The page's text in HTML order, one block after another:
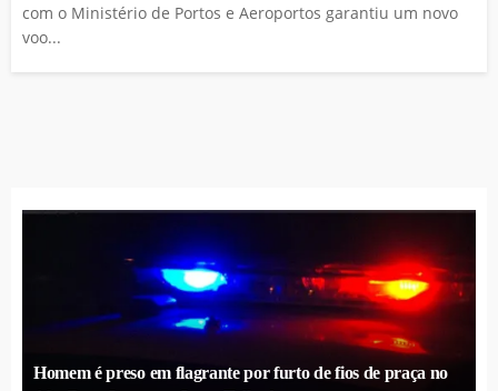
com o Ministério de Portos e Aeroportos garantiu um novo
voo...
Homem é preso em flagrante por furto de fios de praça no